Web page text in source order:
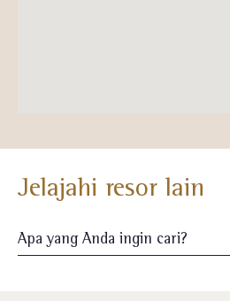
Jelajahi resor lain